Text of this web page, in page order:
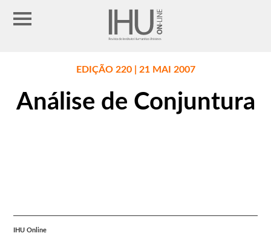
EDIÇÃO 220 | 21 MAI 2007
Análise de Conjuntura
IHU Online